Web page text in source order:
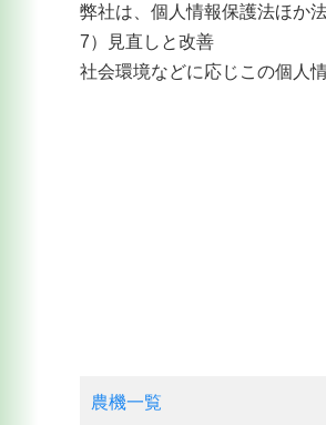
弊社は、個人情報保護法ほか
7）見直しと改善
社会環境などに応じこの個人
農機一覧